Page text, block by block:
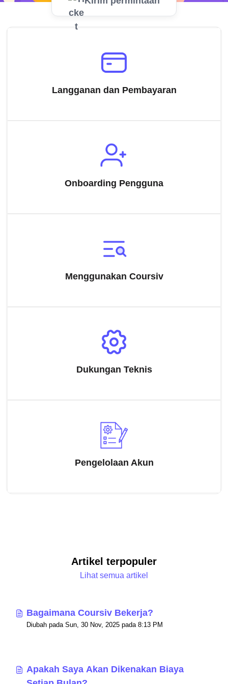
Langganan dan Pembayaran
Onboarding Pengguna
Menggunakan Coursiv
Dukungan Teknis
Pengelolaan Akun
Artikel terpopuler
Lihat semua artikel
Bagaimana Coursiv Bekerja?
Diubah pada Sun, 30 Nov, 2025 pada 8:13 PM
Apakah Saya Akan Dikenakan Biaya